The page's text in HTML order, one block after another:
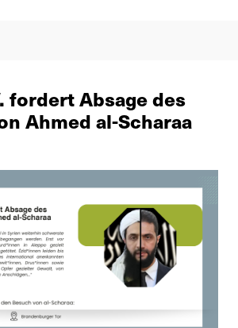
fordert Absage des
Ahmed al-Scharaa